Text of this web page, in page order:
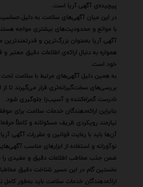
پیچیده‌ی آگهی آریا است.
در این میان آگهی‌های سلامت به دلیل
با موانع و محدودیت‌های بیشتری مواجه
آگهی آریا به‌عنوان بزرگ‌ترین و
همواره به دنبال ارائه‌ی اطلاعات دقیق معتبر و
خود است.
به همین دلیل آگهی‌های مرتبط با سلامت
بررسی‌های سخت‌گیرانه‌تری قرار می‌گیرند تا از
نادرست گمراه‌کننده و آسیب‌زا جلوگیری شود.
بنابراین ارائه‌دهندگان خدمات سلامت برای
نیازمند رویکردی ظریف مسئولانه و کاملاً
آن‌ها باید با رعایت قوانین و مقررات آگهی
نوآورانه و استفاده از ابزارهای مناسب
ضمن جذب مخاطب اطلاعات دقیق و مفیدی را
نخستین گام در این مسیر شناخت دقیق
ارائه‌دهندگان خدمات سلامت باید به‌طور کامل